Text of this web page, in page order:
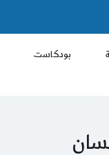
بودكاست